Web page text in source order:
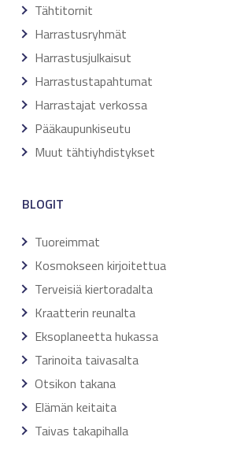
Tähtitornit
Harrastusryhmät
Harrastusjulkaisut
Harrastustapahtumat
Harrastajat verkossa
Pääkaupunkiseutu
Muut tähtiyhdistykset
BLOGIT
Tuoreimmat
Kosmokseen kirjoitettua
Terveisiä kiertoradalta
Kraatterin reunalta
Eksoplaneetta hukassa
Tarinoita taivasalta
Otsikon takana
Elämän keitaita
Taivas takapihalla